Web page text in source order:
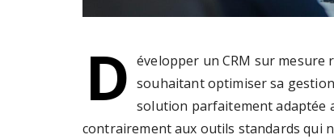
D évelopper un CRM sur
souhaitant optimiser sa
solution parfaitement adaptée
contrairement aux outils standards qui